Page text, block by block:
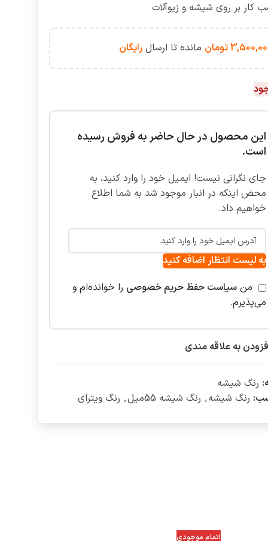
کار بر روی شیشه و زیوآلات
تومان مانده تا ارسالرایگان
این محصول در حال حاضر به فروش رسیده
است.
جای نگرانی نیست! ایمیل خود را وارد کنید، به
محض اینکه در انبار موجود شد به شما اطلاع
خواهیم داد.
به لیست انتظار اضافه کنید
منسیاست حفظ حریم خصوصی را خوانده‌ام و
می‌پذیرم.
به علاقه مندی
رنگ شیشه
رنگ شیشه, رنگ شیشه 55میل , رنگ ویترای
اتمام موجودی